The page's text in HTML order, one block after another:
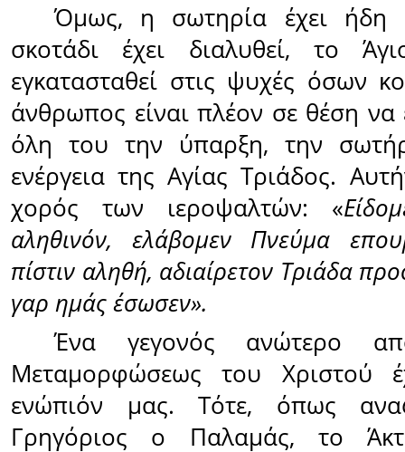
Όμως, η σωτηρία έχει ήδη
σκοτάδι έχει διαλυθεί, το
εγκατασταθεί στις ψυχές όσων
άνθρωπος είναι πλέον σε θέση να
όλη του την ύπαρξη, την
ενέργεια της Αγίας Τριάδος.
χορός των ιεροψαλτών: «
αληθινόν, ελάβομεν Πνεύμα
πίστιν αληθή, αδιαίρετον Τριάδα
γαρ ημάς έσωσεν».
Ένα γεγονός ανώτερο
Μεταμορφώσεως του Χριστού
ενώπιόν μας. Τότε, όπως
Γρηγόριος ο Παλαμάς, το